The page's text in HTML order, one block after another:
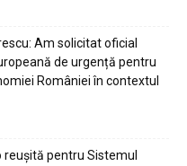
Am solicitat oficial
de urgență pentru
României în contextul
reușită pentru Sistemul